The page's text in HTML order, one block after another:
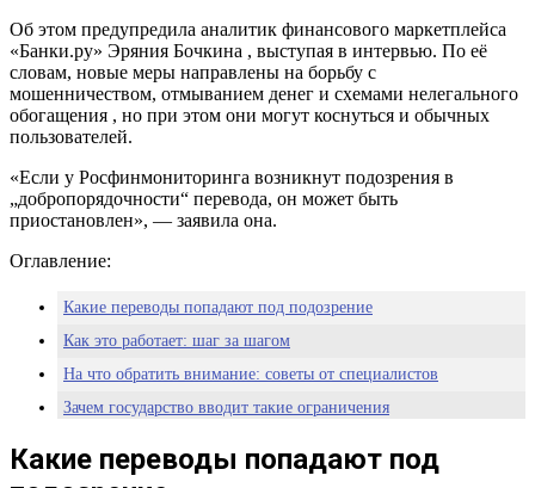
Об этом предупредила аналитик финансового маркетплейса
«Банки.ру» Эряния Бочкина , выступая в интервью. По её
словам, новые меры направлены на борьбу с
мошенничеством, отмыванием денег и схемами нелегального
обогащения , но при этом они могут коснуться и обычных
пользователей.
«Если у Росфинмониторинга возникнут подозрения в
„добропорядочности“ перевода, он может быть
приостановлен», — заявила она.
Оглавление:
Какие переводы попадают под подозрение
Как это работает: шаг за шагом
На что обратить внимание: советы от специалистов
Зачем государство вводит такие ограничения
Какие переводы попадают под